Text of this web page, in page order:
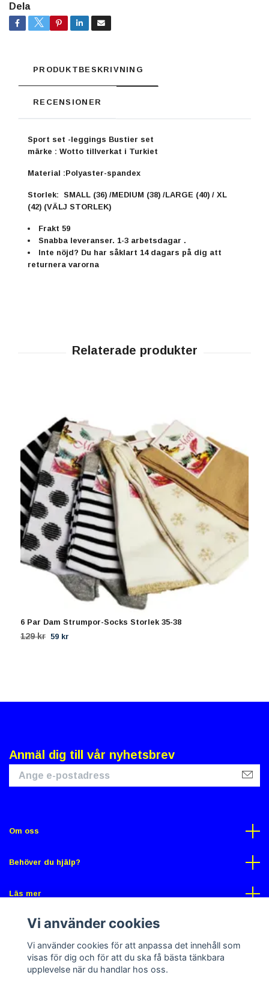
Dela
PRODUKTBESKRIVNING
RECENSIONER
Sport set -leggings Bustier set
märke : Wotto tillverkat i Turkiet
Material :Polyaster-spandex
Storlek: SMALL (36) /MEDIUM (38) /LARGE (40) / XL
(42) (VÄLJ STORLEK)
Frakt 59
Snabba leveranser. 1-3 arbetsdagar .
Inte nöjd? Du har såklart 14 dagars på dig att
returnera varorna
6 Par Dam Strumpor-Socks Storlek 35-38
129 kr 59 kr
Anmäl dig till vår nyhetsbrev
Om oss
Behöver du hjälp?
Läs mer
Sociala medier
Vi använder cookies
Vi använder cookies för att anpassa det innehåll som
visas för dig och för att du ska få bästa tänkbara
upplevelse när du handlar hos oss.